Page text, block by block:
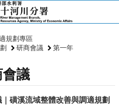
規劃專區
研商會議
第一年
議
磺溪流域整體改善與調適規劃